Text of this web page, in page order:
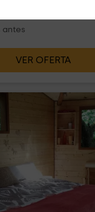
antes
VER OFERTA